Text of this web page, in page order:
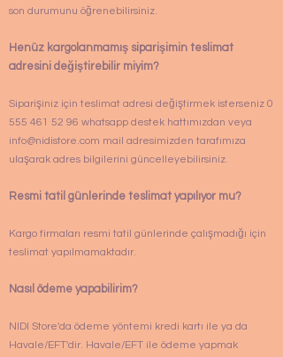
son durumunu öğrenebilirsiniz.
Henüz kargolanmamış siparişimin teslimat
adresini değiştirebilir miyim?
Siparişiniz için teslimat adresi değiştirmek isterseniz 0
555 461 52 96 whatsapp destek hattımızdan veya
info@nidistore.com mail adresimizden tarafımıza
ulaşarak adres bilgilerini güncelleyebilirsiniz.
Resmi tatil günlerinde teslimat yapılıyor mu?
Kargo firmaları resmi tatil günlerinde çalışmadığı için
teslimat yapılmamaktadır.
Nasıl ödeme yapabilirim?
NIDI Store'da ödeme yöntemi kredi kartı ile ya da
Havale/EFT'dir. Havale/EFT ile ödeme yapmak